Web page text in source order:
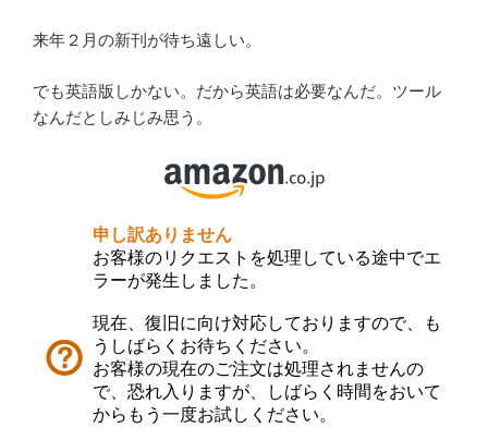
来年２月の新刊が待ち遠しい。
でも英語版しかない。だから英語は必要なんだ。ツール
なんだとしみじみ思う。